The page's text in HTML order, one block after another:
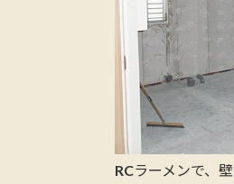
RCラーメンで、